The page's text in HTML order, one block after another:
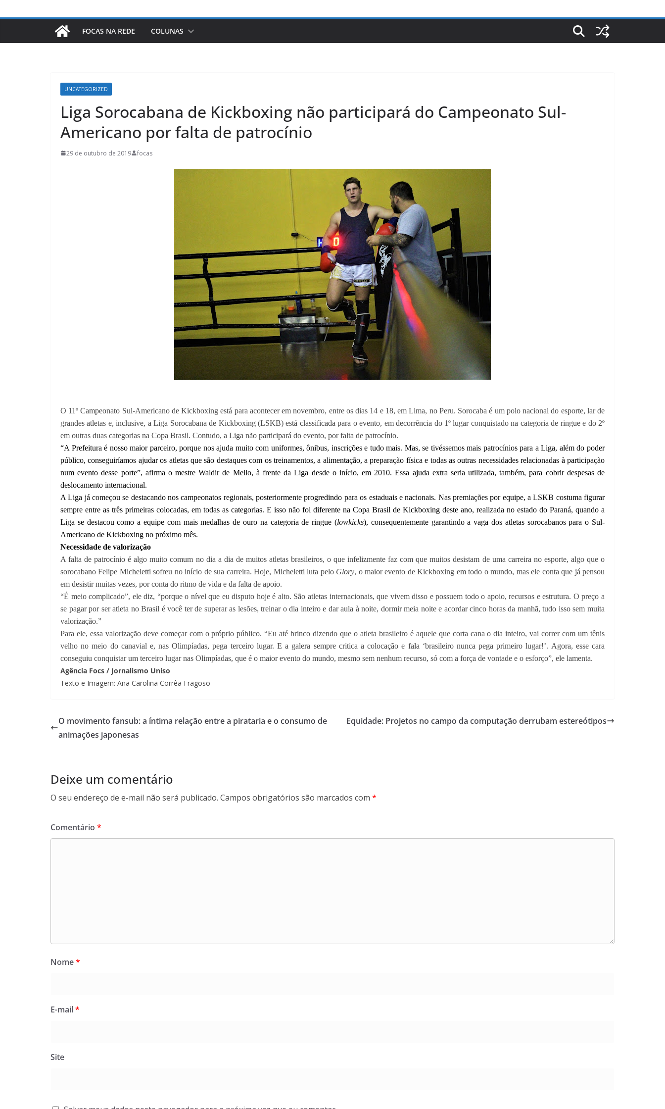
FOCAS NA REDE COLUNAS
UNCATEGORIZED
Liga Sorocabana de Kickboxing não participará do Campeonato Sul-
Americano por falta de patrocínio
29 de outubro de 2019 focas
O 11º Campeonato Sul-Americano de Kickboxing está para acontecer em novembro, entre os dias 14 e 18, em Lima, no Peru. Sorocaba é um polo nacional do esporte, lar de
grandes atletas e, inclusive, a Liga Sorocabana de Kickboxing (LSKB) está classificada para o evento, em decorrência do 1º lugar conquistado na categoria de ringue e do 2º
em outras duas categorias na Copa Brasil. Contudo, a Liga não participará do evento, por falta de patrocínio.
“A Prefeitura é nosso maior parceiro, porque nos ajuda muito com uniformes, ônibus, inscrições e tudo mais. Mas, se tivéssemos mais patrocínios para a Liga, além do poder
público, conseguiríamos ajudar os atletas que são destaques com os treinamentos, a alimentação, a preparação física e todas as outras necessidades relacionadas à participação
num evento desse porte”, afirma o mestre Waldir de Mello, à frente da Liga desde o início, em 2010. Essa ajuda extra seria utilizada, também, para cobrir despesas de
deslocamento internacional.
A Liga já começou se destacando nos campeonatos regionais, posteriormente progredindo para os estaduais e nacionais. Nas premiações por equipe, a LSKB costuma figurar
sempre entre as três primeiras colocadas, em todas as categorias. E isso não foi diferente na Copa Brasil de Kickboxing deste ano, realizada no estado do Paraná, quando a
Liga se destacou como a equipe com mais medalhas de ouro na categoria de ringue (lowkicks), consequentemente garantindo a vaga dos atletas sorocabanos para o Sul-
Americano de Kickboxing no próximo mês.
Necessidade de valorização
A falta de patrocínio é algo muito comum no dia a dia de muitos atletas brasileiros, o que infelizmente faz com que muitos desistam de uma carreira no esporte, algo que o
sorocabano Felipe Micheletti sofreu no início de sua carreira. Hoje, Micheletti luta pelo Glory, o maior evento de Kickboxing em todo o mundo, mas ele conta que já pensou
em desistir muitas vezes, por conta do ritmo de vida e da falta de apoio.
“É meio complicado”, ele diz, “porque o nível que eu disputo hoje é alto. São atletas internacionais, que vivem disso e possuem todo o apoio, recursos e estrutura. O preço a
se pagar por ser atleta no Brasil é você ter de superar as lesões, treinar o dia inteiro e dar aula à noite, dormir meia noite e acordar cinco horas da manhã, tudo isso sem muita
valorização.”
Para ele, essa valorização deve começar com o próprio público. “Eu até brinco dizendo que o atleta brasileiro é aquele que corta cana o dia inteiro, vai correr com um tênis
velho no meio do canavial e, nas Olimpíadas, pega terceiro lugar. E a galera sempre critica a colocação e fala ‘brasileiro nunca pega primeiro lugar!’. Agora, esse cara
conseguiu conquistar um terceiro lugar nas Olimpíadas, que é o maior evento do mundo, mesmo sem nenhum recurso, só com a força de vontade e o esforço”, ele lamenta.
Agência Focs / Jornalismo Uniso
Texto e Imagem: Ana Carolina Corrêa Fragoso
O movimento fansub: a íntima relação entre a pirataria e o consumo de
animações japonesas
Equidade: Projetos no campo da computação derrubam estereótipos
Deixe um comentário
O seu endereço de e-mail não será publicado. Campos obrigatórios são marcados com *
Comentário *
Nome*
E-mail*
Site